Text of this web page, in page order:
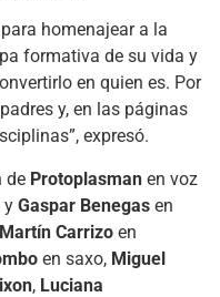
homenajear a la
formativa de su vida y
en quien es. Por
y, en las páginas
expresó.
de Protoplasman en voz
y Gaspar Benegas en
Martín Carrizo en
en saxo, Miguel
, Luciana